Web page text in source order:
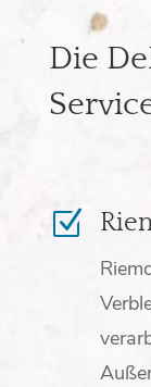
Die
Z